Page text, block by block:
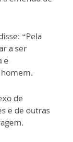
“Pela
a ser
e
de
e de outras